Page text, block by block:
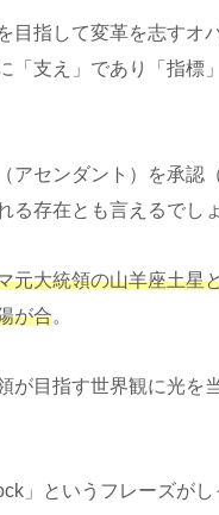
目指して変革を志すオ
「支え」であり「指標
アセンダント）を承認
る存在とも言えるでしょ
元大統領の山羊座土星
が合。
が目指す世界観に光を
」というフレーズが